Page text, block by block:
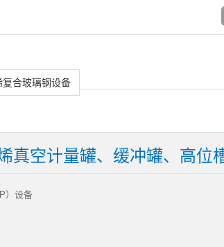
复合玻璃钢设备
真空计量罐、缓冲罐、高位
）设备